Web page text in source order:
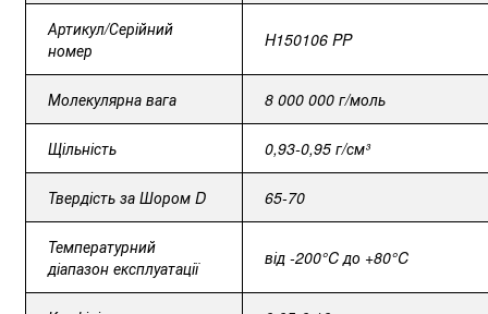
Артикул/Серійний
номер
H150106 PP
Молекулярна вага 8 000 000 г/моль
Щільність 0,93-0,95 г/см³
Твердість за Шором D 65-70
Температурний
діапазон експлуатації
від -200°C до +80°C